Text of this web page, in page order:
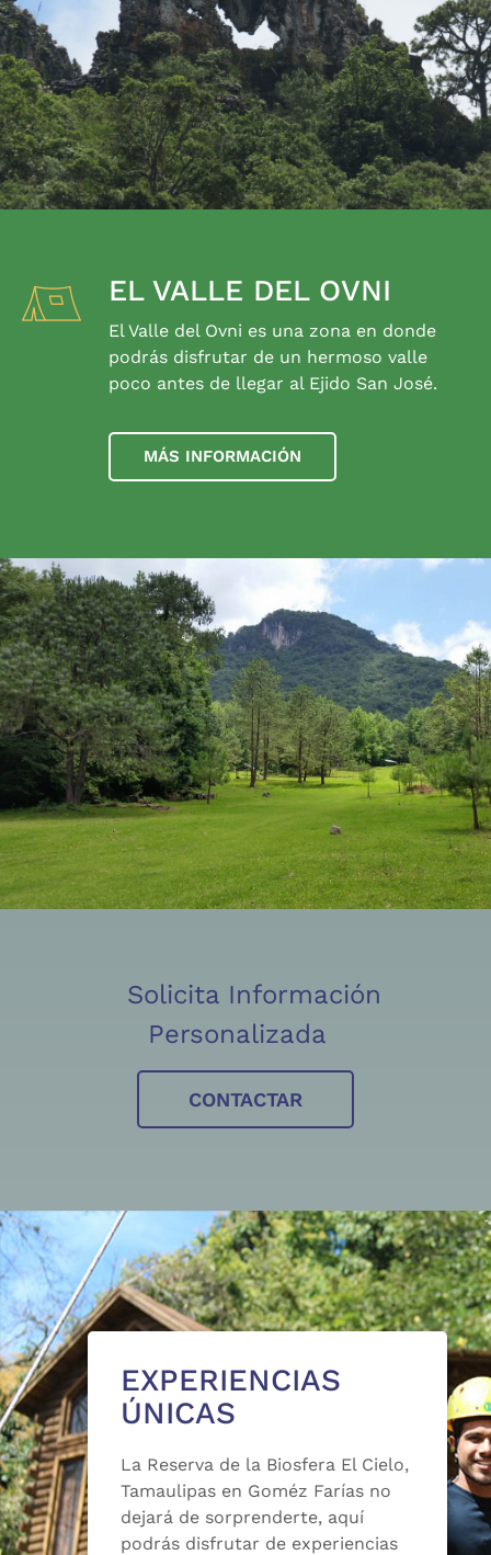
EL VALLE DEL OVNI
El Valle del Ovni es una zona en donde
podrás disfrutar de un hermoso valle
poco antes de llegar al Ejido San José.
MÁS INFORMACIÓN
Solicita Información
Personalizada
CONTACTAR
EXPERIENCIAS
ÚNICAS
La Reserva de la Biosfera El Cielo,
Tamaulipas en Goméz Farías no
dejará de sorprenderte, aquí
podrás disfrutar de experiencias